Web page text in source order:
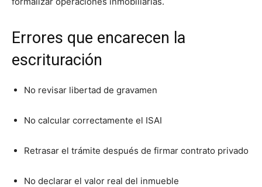
Errores que encarecen la
escrituración
No revisar libertad de gravamen
No calcular correctamente el ISAI
Retrasar el trámite después de firmar contrato privado
No declarar el valor real del inmueble